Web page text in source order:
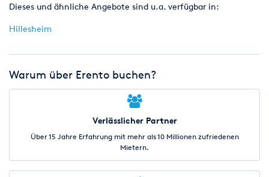
Dieses und ähnliche Angebote sind u.a. verfügbar in:
Hillesheim
Warum über Erento buchen?
Verlässlicher Partner
Über 15 Jahre Erfahrung mit mehr als 10 Millionen zufriedenen
Mietern.